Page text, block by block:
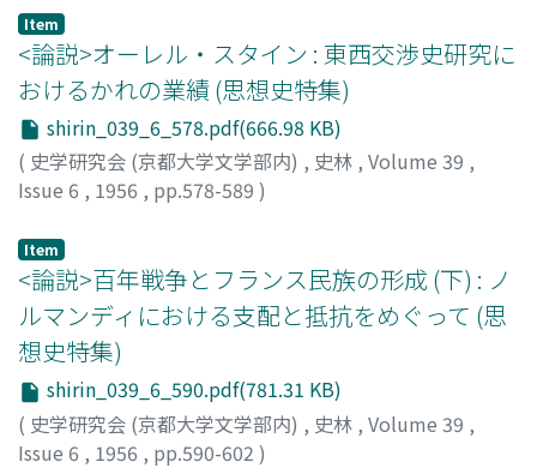
び、さらに彼らによって京都の蘭学が発展して次の興隆期
を準備したこと、および古医方に浸透して漢蘭折衷派にお
よんだこと、ならびに漢蘭折衷派の内容を検討した。史料
の不充分と、医学に関する無智から十分を期しえなかった
ことを遺憾とする。
Item
<論説>オーレル・スタイン : 東西交渉史研究に
おけるかれの業績 (思想史特集)
shirin_039_6_578.pdf(666.98 KB)
( 史学研究会 (京都大学文学部内) , 史林 , Volume 39 ,
Issue 6 , 1956 , pp.578-589 )
Item
<論説>百年戦争とフランス民族の形成 (下) : ノ
ルマンディにおける支配と抵抗をめぐって (思
想史特集)
shirin_039_6_590.pdf(781.31 KB)
( 史学研究会 (京都大学文学部内) , 史林 , Volume 39 ,
Issue 6 , 1956 , pp.590-602 )